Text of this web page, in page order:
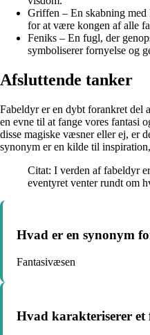
Griffen – En skabning med
for at være kongen af alle
Feniks – En fugl, der
symboliserer fornyelse og
Afsluttende tanker
Fabeldyr er en dybt forankret del
en evne til at fange vores fantasi
disse magiske væsner eller ej, er
synonym er en kilde til
Citat: I verden af fabeldyr
eventyret venter rundt om
Hvad er en synonym
Fantasivæsen
Hvad karakteriserer et